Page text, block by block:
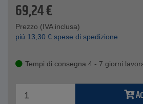
69,24€
Prezzo (IVA inclusa)
piú 13,30 € spese di spedizione
Tempi di consegna 4 - 7 giorni